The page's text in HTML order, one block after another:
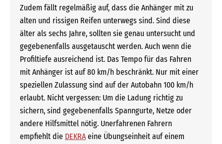
Zudem fällt regelmäßig auf, dass die Anhänger mit zu
alten und rissigen Reifen unterwegs sind. Sind diese
älter als sechs Jahre, sollten sie genau untersucht und
gegebenenfalls ausgetauscht werden. Auch wenn die
Profiltiefe ausreichend ist. Das Tempo für das Fahren
mit Anhänger ist auf 80 km/h beschränkt. Nur mit einer
speziellen Zulassung sind auf der Autobahn 100 km/h
erlaubt. Nicht vergessen: Um die Ladung richtig zu
sichern, sind gegebenenfalls Spanngurte, Netze oder
andere Hilfsmittel nötig. Unerfahrenen Fahrern
empfiehlt die DEKRAeine Übungseinheit auf einem